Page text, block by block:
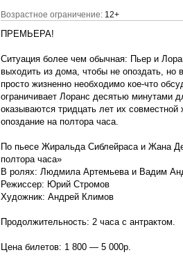
Возрастное ограничение: 12+
ПРЕМЬЕРА!
Ситуация более чем обычная: Пьер и
выходить из дома, чтобы не опоздать, но
просто жизненно необходимо кое-что
ограничивает Лоранс десятью
оказываются тридцать лет их
опоздание на полтора часа.
По пьесе Жиральда Сиблейраса и Жана
полтора часа»
В ролях: Людмила Артемьева и Вадим
Режиссер: Юрий Стромов
Художник: Андрей Климов
Продолжительность: 2 часа с антрактом.
Цена билетов: 1 800 — 5 000р.